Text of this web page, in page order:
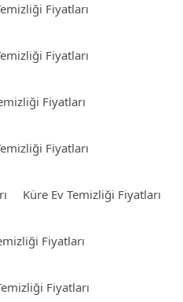
Fiyatları
Fiyatları
Fiyatları
Fiyatları
Küre Ev Temizliği Fiyatları
Fiyatları
Fiyatları